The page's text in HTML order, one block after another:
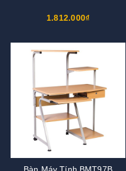
1.812.000₫
Bàn Máy Tính BMT97B